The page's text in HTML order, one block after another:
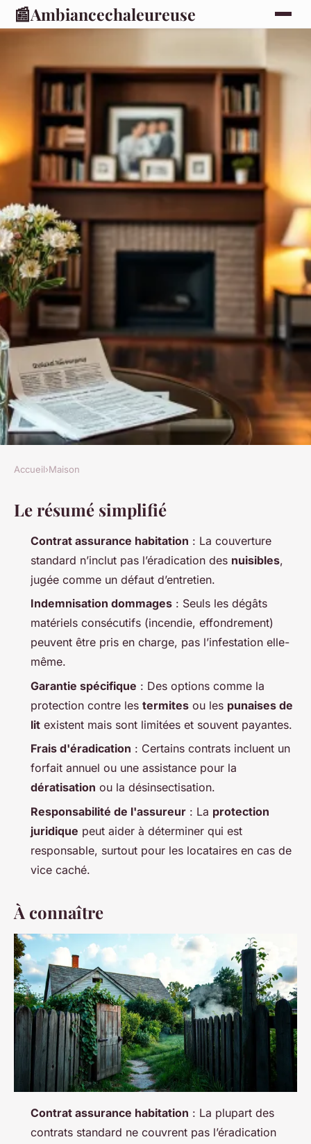
📰Ambiancechaleureuse
Protégez votre maison :
options d'assurances contre
les nuisibles
Aubine
Accueil›Maison
Le résumé simplifié
Contrat assurance habitation : La couverture
standard n’inclut pas l’éradication des nuisibles,
jugée comme un défaut d’entretien.
Indemnisation dommages : Seuls les dégâts
matériels consécutifs (incendie, effondrement)
peuvent être pris en charge, pas l’infestation elle-
même.
Garantie spécifique : Des options comme la
protection contre les termites ou les punaises de
lit existent mais sont limitées et souvent payantes.
Frais d'éradication : Certains contrats incluent un
forfait annuel ou une assistance pour la
dératisation ou la désinsectisation.
Responsabilité de l'assureur : La protection
juridique peut aider à déterminer qui est
responsable, surtout pour les locataires en cas de
vice caché.
À connaître
Contrat assurance habitation : La plupart des
contrats standard ne couvrent pas l’éradication